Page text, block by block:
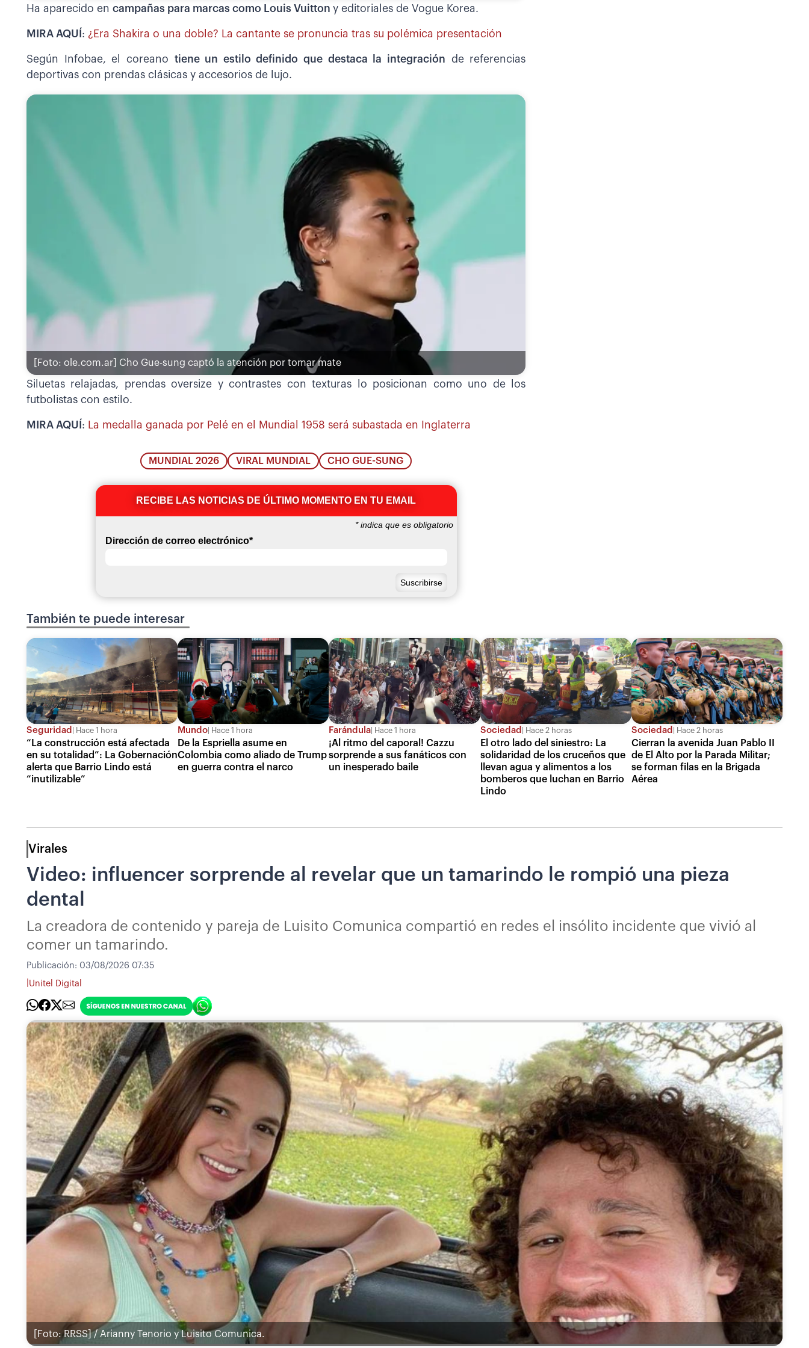
Ha aparecido en campañas para marcas como Louis Vuitton y editoriales de Vogue Korea.
MIRA AQUÍ : ¿Era Shakira o una doble? La cantante se pronuncia tras su polémica presentación
Según Infobae, el coreano tiene un estilo definido que destaca la integración de referencias
deportivas con prendas clásicas y accesorios de lujo.
[Foto: ole.com.ar] Cho Gue-sung captó la atención por tomar mate
Siluetas relajadas, prendas oversize y contrastes con texturas lo posicionan como uno de los
futbolistas con estilo.
MIRA AQUÍ : La medalla ganada por Pelé en el Mundial 1958 será subastada en Inglaterra
MUNDIAL 2026 VIRAL MUNDIAL CHO GUE-SUNG
RECIBE LAS NOTICIAS DE ÚLTIMO MOMENTO EN TU EMAIL
*indica que es obligatorio
Dirección de correo electrónico*
También te puede interesar
Seguridad Hace 1 hora
“La construcción está afectada
en su totalidad”: La Gobernación
alerta que Barrio Lindo está
“inutilizable”
Mundo Hace 1 hora
De la Espriella asume en
Colombia como aliado de Trump
en guerra contra el narco
Farándula Hace 1 hora
¡Al ritmo del caporal! Cazzu
sorprende a sus fanáticos con
un inesperado baile
Sociedad Hace 2 horas
El otro lado del siniestro: La
solidaridad de los cruceños que
llevan agua y alimentos a los
bomberos que luchan en Barrio
Lindo
Sociedad Hace 2 horas
Cierran la avenida Juan Pablo II
de El Alto por la Parada Militar;
se forman filas en la Brigada
Aérea
Virales
Video: influencer sorprende al revelar que un tamarindo le rompió una pieza
dental
La creadora de contenido y pareja de Luisito Comunica compartió en redes el insólito incidente que vivió al
comer un tamarindo.
Publicación: 03/08/2026 07:35
Unitel Digital
[Foto: RRSS] / Arianny Tenorio y Luisito Comunica.